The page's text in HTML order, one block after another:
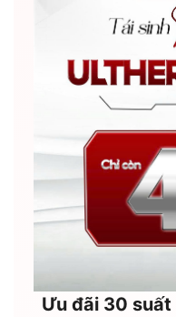
Ưu đãi 30 suất